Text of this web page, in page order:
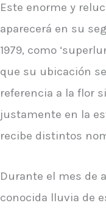
Este enorme y
aparecerá en su
1979, como
que su ubicación
referencia a la flor
justamente en la
recibe distintos
Durante el mes de
conocida lluvia de